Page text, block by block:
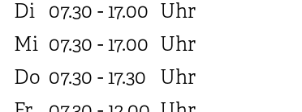
Di 07.30 - 17.00 Uhr
Mi 07.30 - 17.00 Uhr
Do 07.30 - 17.30
Uhr